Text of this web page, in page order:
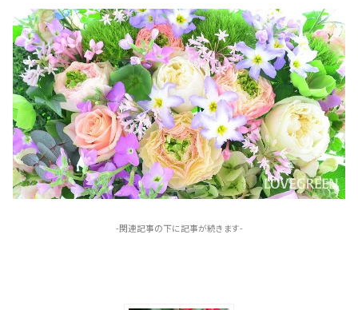
-関連記事の下に記事が続きます-